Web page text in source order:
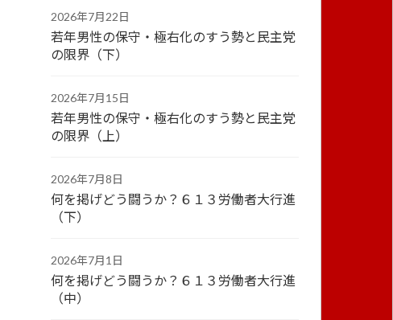
2026年7月22日
若年男性の保守・極右化のすう勢と民主党
の限界（下）
2026年7月15日
若年男性の保守・極右化のすう勢と民主党
の限界（上）
2026年7月8日
何を掲げどう闘うか？６１３労働者大行進
（下）
2026年7月1日
何を掲げどう闘うか？６１３労働者大行進
（中）